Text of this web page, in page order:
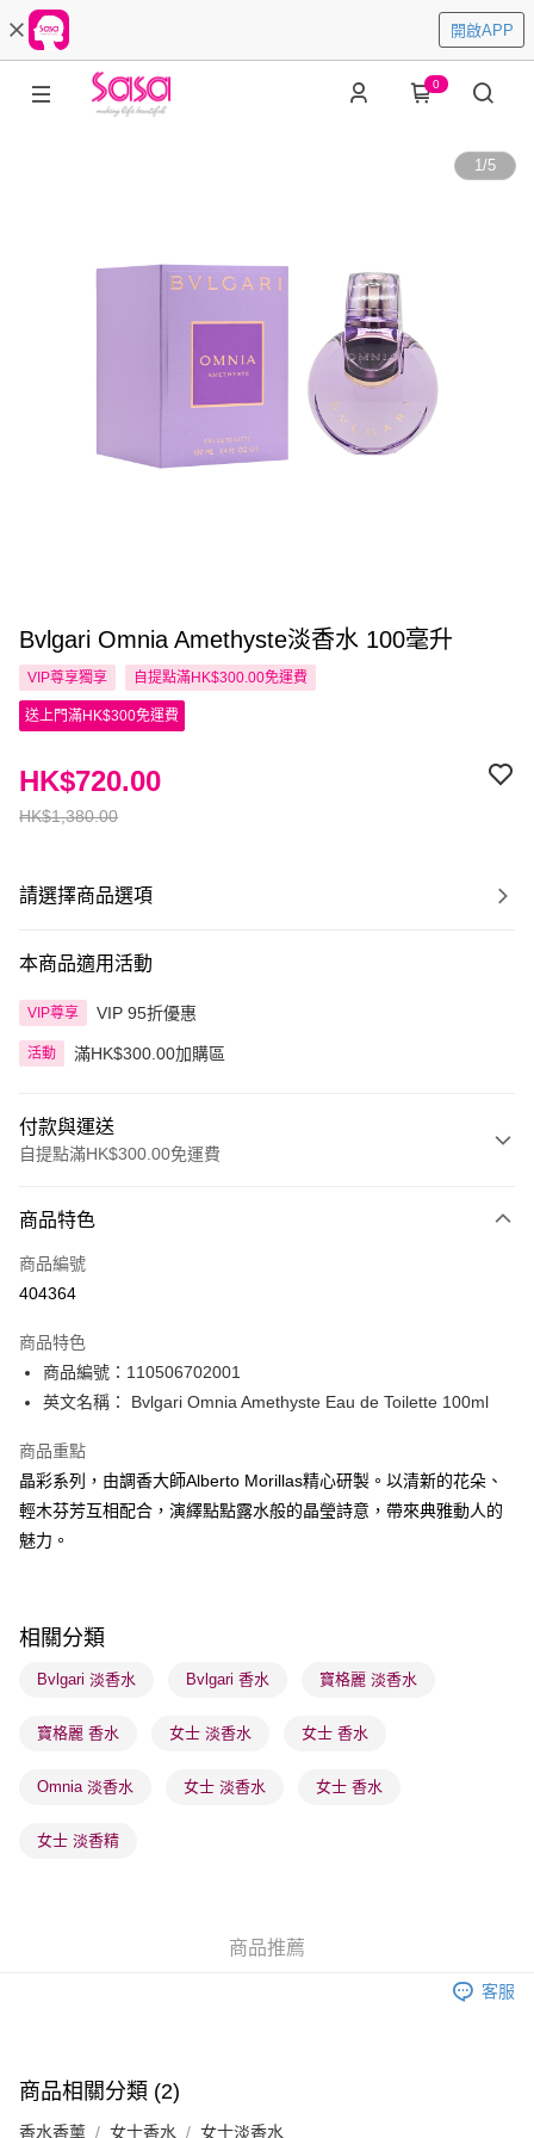
開啟APP
0
1/5
Bvlgari Omnia Amethyste淡香水 100毫升
VIP尊享獨享 自提點滿HK$300.00免運費
送上門滿HK$300免運費
HK$1,380.00
HK$720.00
請選擇商品選項
本商品適用活動
VIP尊享 VIP 95折優惠
活動 滿HK$300.00加購區
付款與運送
自提點滿HK$300.00免運費
信用卡
Apple Pay
PayMe
WeChat Pay
BoC Pay
送貨方式
順豐自助櫃 - 確認發貨後1-3個工作天送達
順豐站及營業點 - 確認發貨後1-3個工作天送達
物流公司進行物流配送
取。逾期會取消訂單，並不會安排重寄
取。逾期會取消訂單，並不會安排重寄
商品特色
商品編號
404364
商品特色
商品編號：110506702001
英文名稱： Bvlgari Omnia Amethyste Eau de Toilette 100ml
商品重點
晶彩系列，由調香大師Alberto Morillas精心研製。以清新的花朵、
輕木芬芳互相配合，演繹點點露水般的晶瑩詩意，帶來典雅動人的
魅力。
相關分類
Bvlgari 淡香水 Bvlgari 香水 寶格麗 淡香水
寶格麗 香水 女士 淡香水 女士 香水
Omnia 淡香水 女士 淡香水 女士 香水
女士 淡香精
商品推薦
客服
商品相關分類 (2)
香水香薰 女士香水 女士淡香水